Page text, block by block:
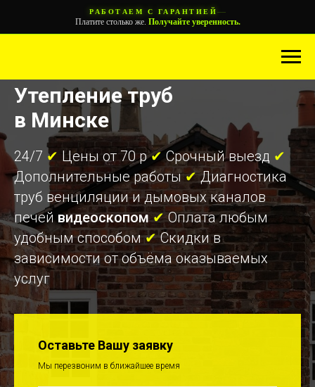
РАБОТАЕМ С ГАРАНТИЕЙ—
Платите столько же. Получайте уверенность.
Утепление труб
в Минске
24/7 ✔ Цены от 70 р✔Срочный выезд ✔
Дополнительные работы✔Диагностика
труб венциляции и дымовых каналов
печей видеоскопом ✔Оплата любым
удобным способом✔Скидки в
зависимости от объёма оказываемых
услуг
Оставьте Вашу заявку
Мы перезвоним в ближайшее время